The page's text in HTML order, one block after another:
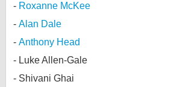
Roxanne McKee
Alan Dale
Anthony Head
Luke Allen-Gale
Shivani Ghai